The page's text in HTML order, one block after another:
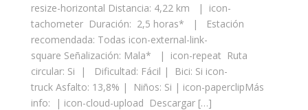
resize-horizontal Distancia: 4,22 km | icon-
tachometer Duración: 2,5 horas* | Estación
recomendada: Todas icon-external-link-
square Señalización: Mala* | icon-repeat Ruta
circular: Si | Dificultad: Fácil | Bici: Si icon-
truck Asfalto: 13,8% | Niños: Si | icon-paperclipMás
info: | icon-cloud-upload Descargar […]